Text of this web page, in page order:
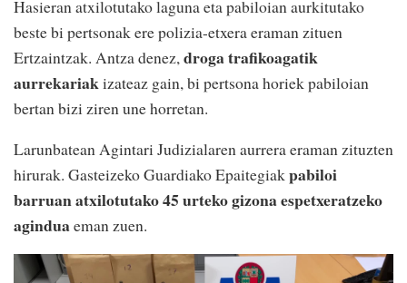
Hasieran atxilotutako laguna eta pabiloian aurkitutako
beste bi pertsonak ere polizia-etxera eraman zituen
Ertzaintzak. Antza denez, droga trafikoagatik
aurrekariakizateaz gain, bi pertsona horiek pabiloian
bertan bizi ziren une horretan.
Larunbatean Agintari Judizialaren aurrera eraman zituzten
hirurak. Gasteizeko Guardiako Epaitegiakpabiloi
barruan atxilotutako 45 urteko gizona espetxeratzeko
aginduaeman zuen.